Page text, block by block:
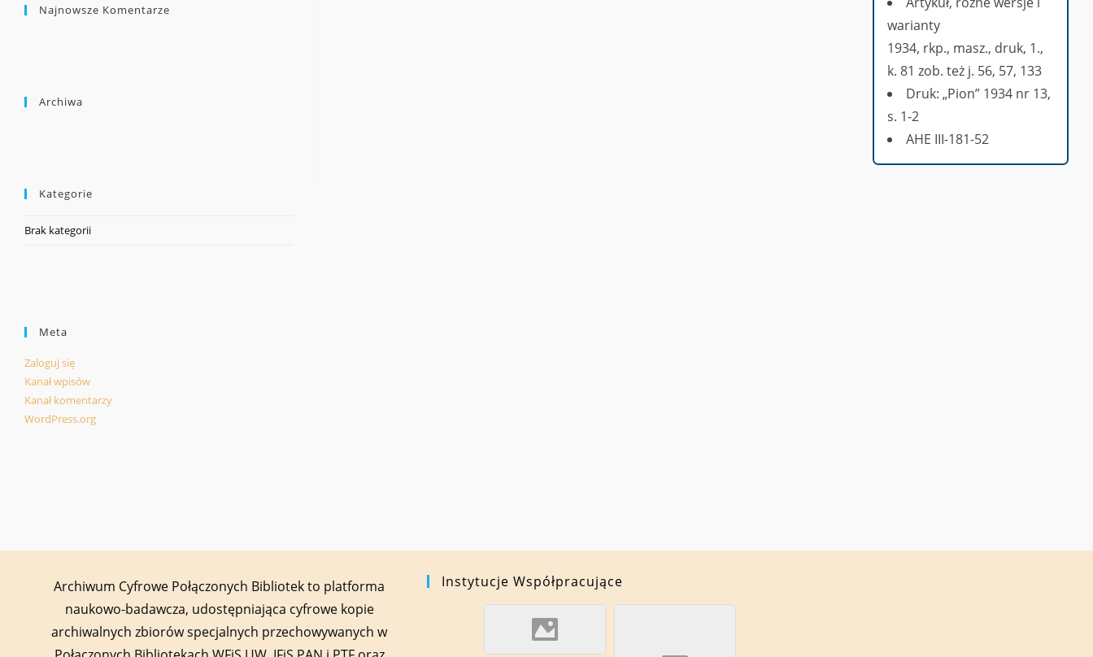
warianty
1934, rkp., masz., druk, 1.,
k. 81 zob. też j. 56, 57, 133
Druk: „Pion” 1934 nr 13,
s. 1-2
AHE III-181-52
Najnowsze Komentarze
Archiwa
Kategorie
Brak kategorii
Meta
Zaloguj się
Kanał wpisów
Kanał komentarzy
WordPress.org
Archiwum Cyfrowe Połączonych Bibliotek to platforma
naukowo-badawcza, udostępniająca cyfrowe kopie
archiwalnych zbiorów specjalnych przechowywanych w
Instytucje Współpracujące